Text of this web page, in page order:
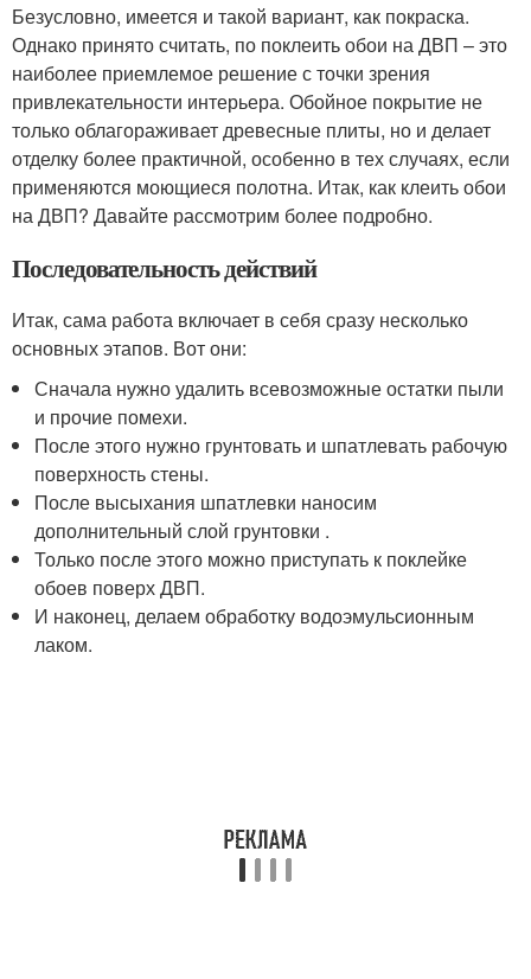
Безусловно, имеется и такой вариант, как покраска.
Однако принято считать, по поклеить обои на ДВП – это
наиболее приемлемое решение с точки зрения
привлекательности интерьера. Обойное покрытие не
только облагораживает древесные плиты, но и делает
отделку более практичной, особенно в тех случаях, если
применяются моющиеся полотна. Итак, как клеить обои
на ДВП? Давайте рассмотрим более подробно.
Последовательность действий
Итак, сама работа включает в себя сразу несколько
основных этапов. Вот они:
Сначала нужно удалить всевозможные остатки пыли
и прочие помехи.
После этого нужно грунтовать и шпатлевать рабочую
поверхность стены.
После высыхания шпатлевки наносим
дополнительный слой грунтовки .
Только после этого можно приступать к поклейке
обоев поверх ДВП.
И наконец, делаем обработку водоэмульсионным
лаком.